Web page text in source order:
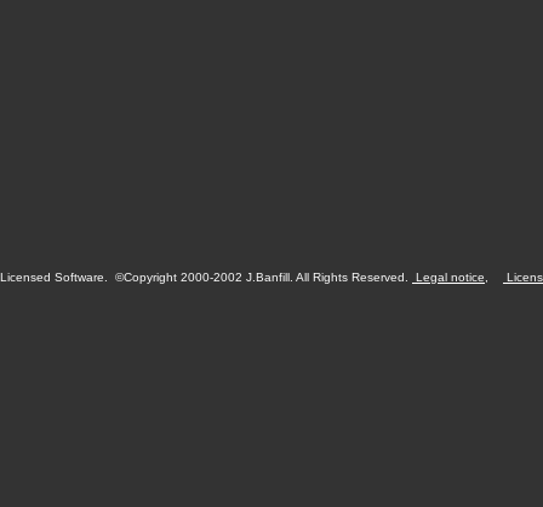
Licensed Software. ©Copyright 2000-2002 J.Banfill. All Rights Reserved. Legal notice,